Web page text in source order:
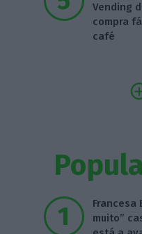
Vending
compra
café
Francesa
muito”